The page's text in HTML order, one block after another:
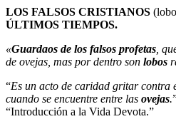
LOS FALSOS CRISTIANOS
ÚLTIMOS TIEMPOS.
«Guardaos de los falsos profetas ,
de ovejas, mas por dentro son lobos
“Es un acto de caridad gritar contra
cuando se encuentre entre las ovejas.
“Introducción a la Vida Devota.”